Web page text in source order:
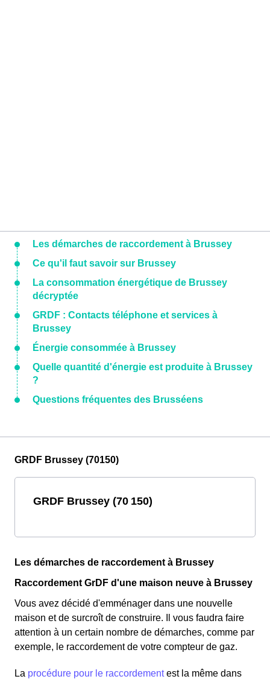
Les démarches de raccordement à Brussey
Ce qu'il faut savoir sur Brussey
La consommation énergétique de Brussey
décryptée
GRDF : Contacts téléphone et services à
Brussey
Énergie consommée à Brussey
Quelle quantité d'énergie est produite à Brussey
?
Questions fréquentes des Brusséens
GRDF Brussey (70150)
GRDF Brussey (70 150)
Les démarches de raccordement à Brussey
Raccordement GrDF d'une maison neuve à Brussey
Vous avez décidé d'emménager dans une nouvelle
maison et de surcroît de construire. Il vous faudra faire
attention à un certain nombre de démarches, comme par
exemple, le raccordement de votre compteur de gaz.
La procédure pour le raccordementest la même dans